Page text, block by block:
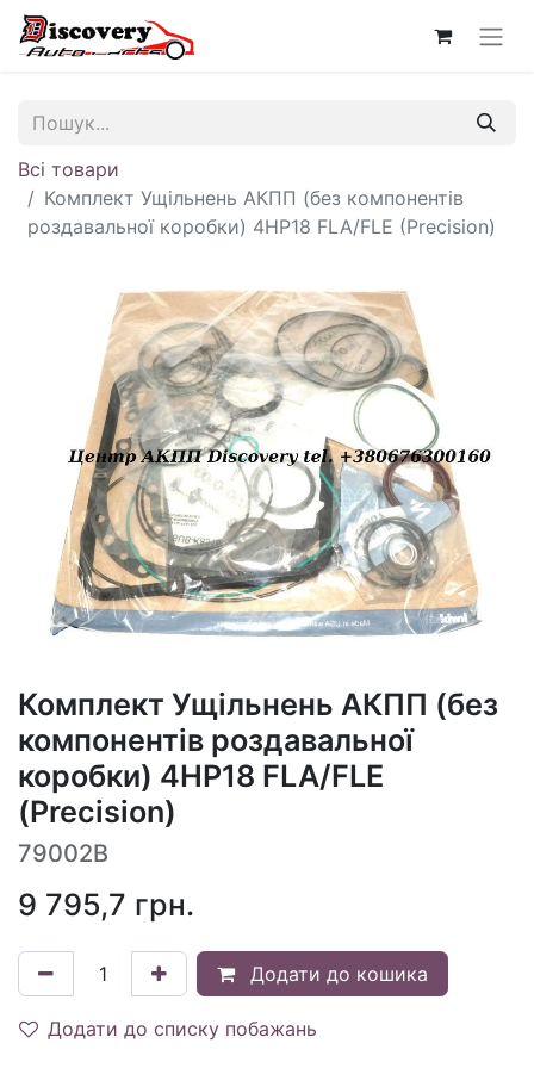
Всі товари
Комплект Ущільнень АКПП (без компонентів
роздавальної коробки) 4HP18 FLA/FLE (Precision)
Комплект Ущільнень АКПП (без
компонентів роздавальної
коробки) 4HP18 FLA/FLE
(Precision)
79002B
9 795,7 грн.
Додати до кошика
Додати до списку побажань